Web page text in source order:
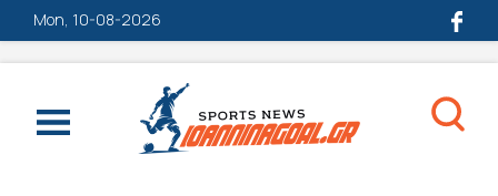
Mon, 10-08-2026